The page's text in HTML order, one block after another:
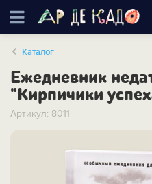
Каталог
Ежедневник
"Кирпичики
Артикул: 8011